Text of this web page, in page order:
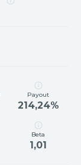
Payout
214,24%
Beta
1,01